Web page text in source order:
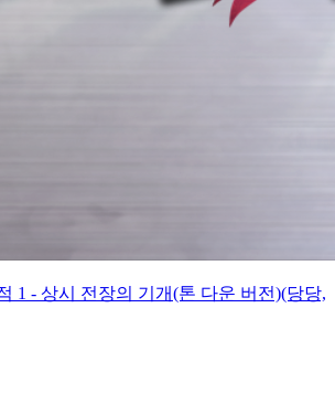
1 - 상시 전장의 기개(톤 다운 버전)(당당,